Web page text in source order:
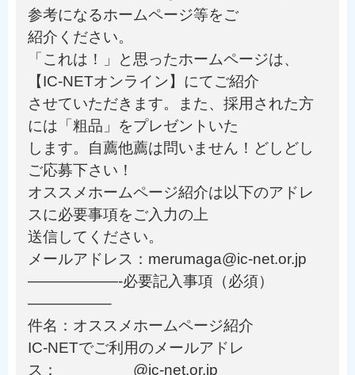
参考になるホームページ等をご
紹介ください。
「これは！」と思ったホームページは、
【IC-NETオンライン】にてご紹介
させていただきます。また、採用された方
には「粗品」をプレゼントいた
します。自薦他薦は問いません！どしどし
ご応募下さい！
オススメホームページ紹介は以下のアドレ
スに必要事項をご入力の上
送信してください。
メールアドレス：merumaga@ic-net.or.jp
——————-必要記入事項（必須）
—————–
件名：オススメホームページ紹介
IC-NETでご利用のメールアドレ
ス： @ic-net.or.jp